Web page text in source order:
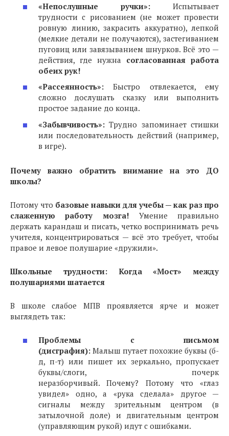
«Непослушные ручки»: Испытывает
трудности с рисованием (не может провести
ровную линию, закрасить аккуратно), лепкой
(мелкие детали не получаются), застегиванием
пуговиц или завязыванием шнурков. Всё это —
действия, где нужна согласованная работа
обеих рук!
«Рассеянность»: Быстро отвлекается, ему
сложно дослушать сказку или выполнить
простое задание до конца.
«Забывчивость»: Трудно запоминает стишки
или последовательность действий (например,
в игре).
Почему важно обратить внимание на это ДО
школы?
Потому что базовые навыки для учебы — как раз про
слаженную работу мозга! Умение правильно
держать карандаш и писать, четко воспринимать речь
учителя, концентрироваться — всё это требует, чтобы
правое и левое полушарие «дружили».
Школьные трудности: Когда «Мост» между
полушариями шатается
В школе слабое МПВ проявляется ярче и может
выглядеть так:
Проблемы с письмом
(дисграфия): Малыш путает похожие буквы (б-
д, п-т) или пишет их зеркально, пропускает
буквы/слоги, почерк
неразборчивый. Почему? Потому что «глаз
увидел» одно, а «рука сделала» другое —
сигналы между зрительным центром (в
затылочной доле) и двигательным центром
(управляющим рукой) идут с ошибками.